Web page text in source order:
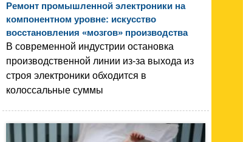
Ремонт промышленной электроники на
компонентном уровне: искусство
восстановления «мозгов» производства
В современной индустрии остановка
производственной линии из-за выхода из
строя электроники обходится в
колоссальные суммы